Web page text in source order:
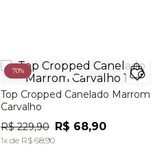
70%
Top Cropped Canelado Marrom
Carvalho
R$ 229,90 R$ 68,90
1x de R$ 68,90